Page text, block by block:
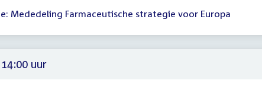
Mededeling Farmaceutische strategie voor Europa
uur